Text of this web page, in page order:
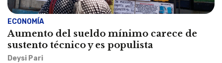
ECONOMÍA
Aumento del sueldo mínimo carece de
sustento técnico y es populista
Deysi Pari